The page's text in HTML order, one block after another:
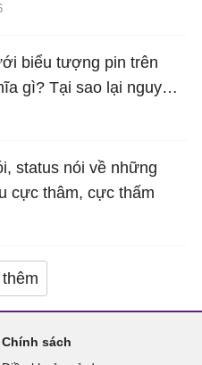
biểu tượng pin trên
gì? Tại sao lại nguy
status nói về những
cực thâm, cực thấm
Chính sách